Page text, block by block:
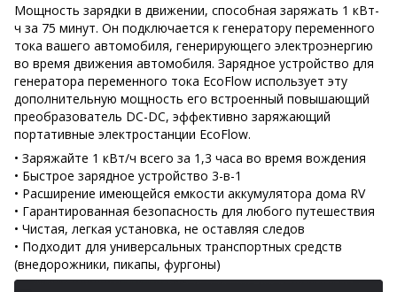
Мощность зарядки в движении, способная заряжать 1 кВт-
ч за 75 минут. Он подключается к генератору переменного
тока вашего автомобиля, генерирующего электроэнергию
во время движения автомобиля. Зарядное устройство для
генератора переменного тока EcoFlow использует эту
дополнительную мощность его встроенный повышающий
преобразователь DC-DC, эффективно заряжающий
портативные электростанции EcoFlow.
• Заряжайте 1 кВт/ч всего за 1,3 часа во время вождения
• Быстрое зарядное устройство 3-в-1
• Расширение имеющейся емкости аккумулятора дома RV
• Гарантированная безопасность для любого путешествия
• Чистая, легкая установка, не оставляя следов
• Подходит для универсальных транспортных средств
(внедорожники, пикапы, фургоны)